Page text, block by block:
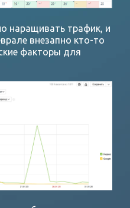
наращивать трафик, и
внезапно кто-то
факторы для